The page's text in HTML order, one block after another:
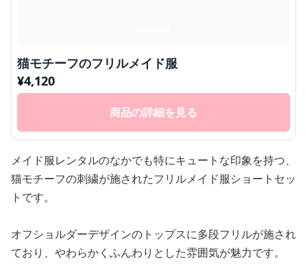
猫モチーフのフリルメイド服
¥4,120
商品の詳細を見る
メイド服レンタルのなかでも特にキュートな印象を持つ、
猫モチーフの刺繍が施されたフリルメイド服ショートセッ
トです。
オフショルダーデザインのトップスに多段フリルが施され
ており、やわらかくふんわりとした雰囲気が魅力です。